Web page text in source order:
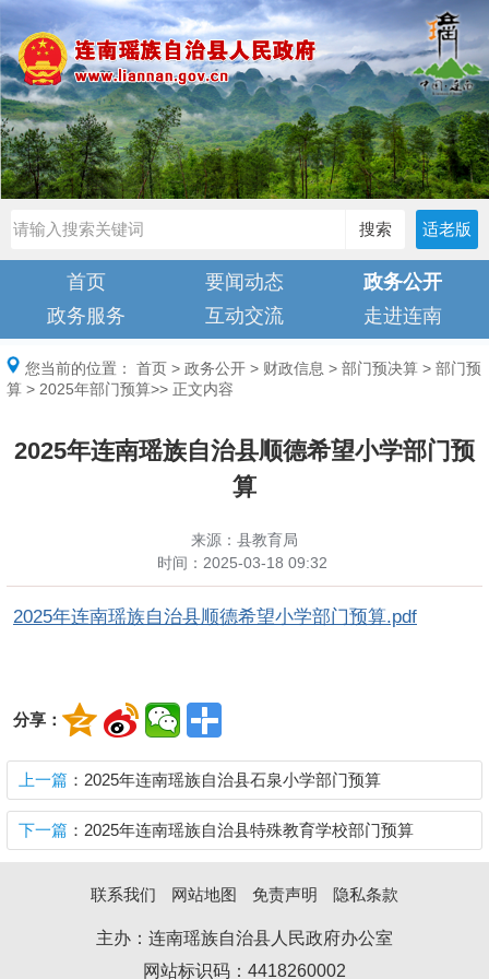
搜索 适老版
首页 要闻动态
政务公开
政务服务
互动交流 走进连南
您当前的位置： 首页 > 政务公开 > 财政信息 > 部门预决算 > 部门预
算 > 2025年部门预算>> 正文内容
2025年连南瑶族自治县顺德希望小学部门预
算
来源：县教育局
时间： 2025-03-18 09:32
2025年连南瑶族自治县顺德希望小学部门预算.pdf
分享：
上一篇 ：2025年连南瑶族自治县石泉小学部门预算
下一篇 ：2025年连南瑶族自治县特殊教育学校部门预算
联系我们 网站地图 免责声明 隐私条款
主办：连南瑶族自治县人民政府办公室
网站标识码：4418260002